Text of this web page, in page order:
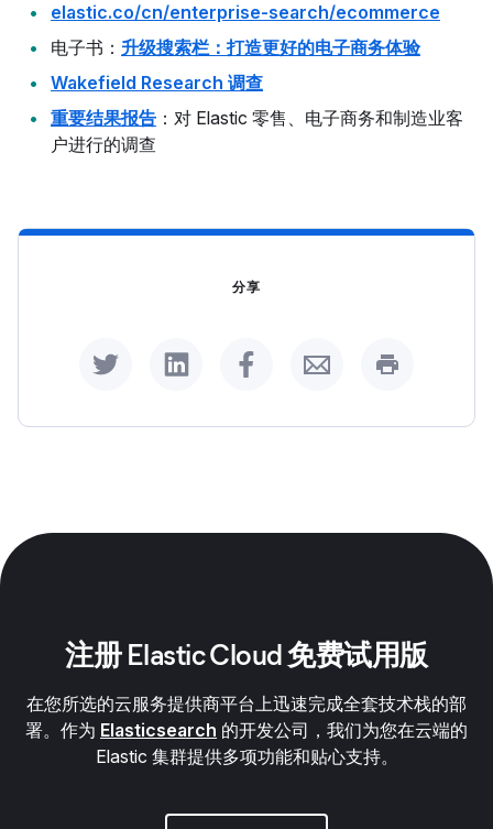
elastic.co/cn/enterprise-search/ecommerce
电子书： 升级搜索栏：打造更好的电子商务体验
Wakefield Research 调查
重要结果报告 ：对 Elastic 零售、电子商务和制造业客
户进行的调查
分享
Share on TwitterShare on LinkedIn
Share on Facebook
Share by Email
Print this
注册 Elastic Cloud 免费试用版
在您所选的云服务提供商平台上迅速完成全套技术栈的部
署。作为 Elasticsearch 的开发公司，我们为您在云端的
Elastic 集群提供多项功能和贴心支持。